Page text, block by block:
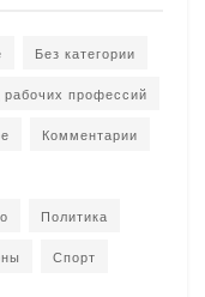
Без категории
рабочих профессий
Комментарии
Политика
Спорт